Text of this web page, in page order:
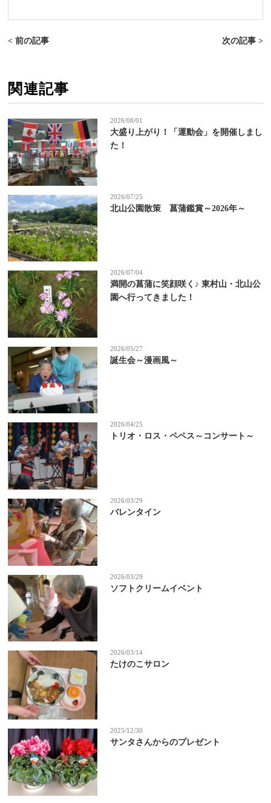
< 前の記事 次の記事 >
関連記事
2026/08/01
大盛り上がり！「運動会」を開催しまし
た！
2026/07/25
北山公園散策 菖蒲鑑賞～2026年～
2026/07/04
満開の菖蒲に笑顔咲く♪ 東村山・北山公
園へ行ってきました！
2026/05/27
誕生会～漫画風～
2026/04/25
トリオ・ロス・ペペス～コンサート～
2026/03/29
バレンタイン
2026/03/29
ソフトクリームイベント
2026/03/14
たけのこサロン
2025/12/30
サンタさんからのプレゼント